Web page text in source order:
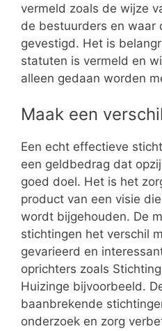
vermeld zoals de wijze
de bestuurders en waar
gevestigd. Het is
statuten is vermeld en
alleen gedaan worden
Maak een verschil
Een echt effectieve
een geldbedrag dat
goed doel. Het is het
product van een visie
wordt bijgehouden. De
stichtingen het verschil
gevarieerd en
oprichters zoals
Huizinge bijvoorbeeld.
baanbrekende
onderzoek en zorg